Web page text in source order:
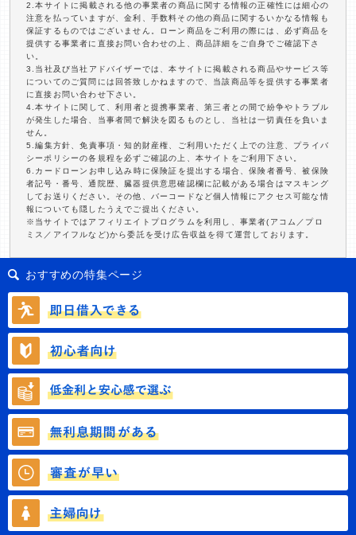
2.本サイトに掲載される他の事業者の商品に関する情報の正確性には細心の
注意を払っていますが、金利、手数料その他の商品に関するいかなる情報も
保証するものではございません。ローン商品をご利用の際には、必ず商品を
提供する事業者に直接お問い合わせの上、商品詳細をご自身でご確認下さ
い。
3.当社及び当社アドバイザーでは、本サイトに掲載される商品やサービス等
についてのご質問には回答致しかねますので、当該商品等を提供する事業者
に直接お問い合わせ下さい。
4.本サイトに関して、利用者と提携事業者、第三者との間で紛争やトラブル
が発生した場合、当事者間で解決を図るものとし、当社は一切責任を負いま
せん。
5.編集方針、免責事項・知的財産権、ご利用いただく上での注意、プライバ
シーポリシーの各規程を必ずご確認の上、本サイトをご利用下さい。
6.カードローンお申し込み時に保険証を提出する場合、保険者番号、被保険
者記号・番号、通院歴、臓器提供意思確認欄に記載がある場合はマスキング
してお送りください。その他、バーコードなど個人情報にアクセス可能な情
報についても隠したうえでご提出ください。
※当サイトではアフィリエイトプログラムを利用し、事業者(アコム／プロ
ミス／アイフルなど)から委託を受け広告収益を得て運営しております。
おすすめの特集ページ